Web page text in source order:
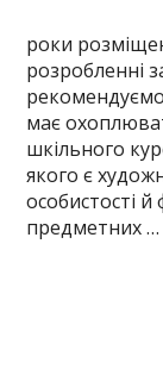
роки
розробленні
має
шкільного
якого є
особистості
предметних …